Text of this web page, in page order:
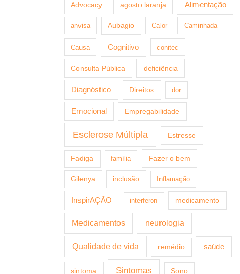
Advocacy agosto laranja Alimentação
anvisa Aubagio Calor Caminhada
Causa Cognitivo conitec
Consulta Pública deficiência
Diagnóstico Direitos dor
Emocional Empregabilidade
Esclerose Múltipla Estresse
Fadiga família Fazer o bem
Gilenya inclusão Inflamação
InspirAÇÃO interferon medicamento
Medicamentos neurologia
Qualidade de vida remédio saúde
sintoma Sintomas Sono